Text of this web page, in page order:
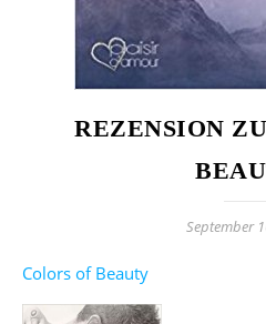
REZENSION
September
Colors of Beauty